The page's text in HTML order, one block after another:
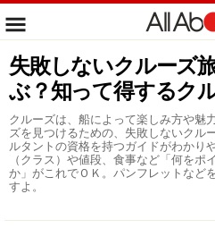
失敗しないクルーズ
ぶ？知って得するク
クルーズは、船によって楽しみ方や魅
ズを見つけるための、失敗しないクル
ルタントの資格を持つガイドがわかり
（クラス）や値段、食事など「何をポ
か」がこれでＯＫ。パンフレットなど
すよ。